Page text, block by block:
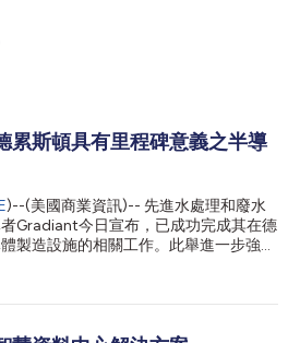
累斯頓具有里程碑意義之半導
)--(美國商業資訊)-- 先進水處理和廢水
Gradiant今日宣布，已成功完成其在德
製造設施的相關工作。此舉進一步強化
Silicon Saxony的一次重大擴建。該專